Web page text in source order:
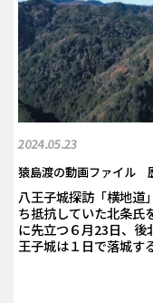
猿島渡の動画ファイル
八王子城探訪「横地道
ち抵抗していた北条氏
に先立つ６月23日、後
王子城は１日で落城す
2024.05.23